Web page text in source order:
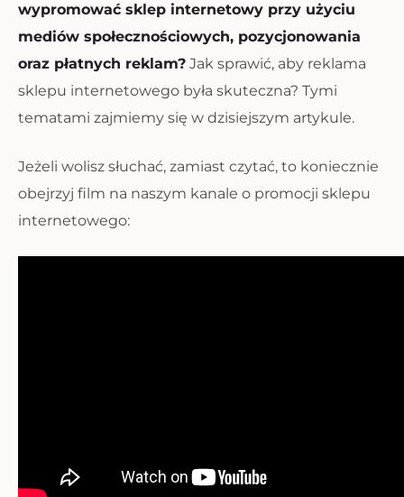
wypromować sklep internetowy przy użyciu
mediów społecznościowych, pozycjonowania
oraz płatnych reklam? Jak sprawić, aby reklama
sklepu internetowego była skuteczna? Tymi
tematami zajmiemy się w dzisiejszym artykule.
Jeżeli wolisz słuchać, zamiast czytać, to koniecznie
obejrzyj film na naszym kanale o promocji sklepu
internetowego: